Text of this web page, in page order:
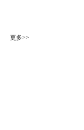
更多>>